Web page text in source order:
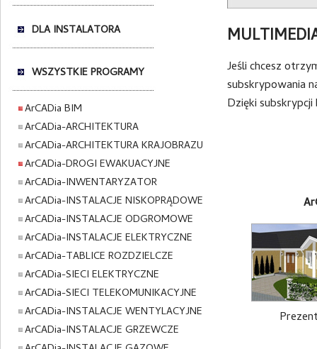
DLA INSTALATORA
WSZYSTKIE PROGRAMY
ArCADia BIM
ArCADia-ARCHITEKTURA
ArCADia-ARCHITEKTURA KRAJOBRAZU
ArCADia-DROGI EWAKUACYJNE
ArCADia-INWENTARYZATOR
ArCADia-INSTALACJE NISKOPRĄDOWE
ArCADia-INSTALACJE ODGROMOWE
ArCADia-INSTALACJE ELEKTRYCZNE
ArCADia-TABLICE ROZDZIELCZE
ArCADia-SIECI ELEKTRYCZNE
ArCADia-SIECI TELEKOMUNIKACYJNE
ArCADia-INSTALACJE WENTYLACYJNE
ArCADia-INSTALACJE GRZEWCZE
Jeśli chcesz
subskrypowania
Dzięki